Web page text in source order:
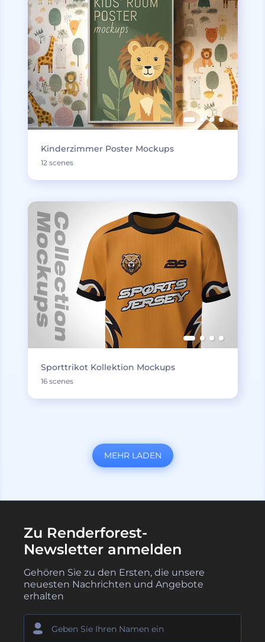
Kinderzimmer Poster Mockups
12 scenes
Sporttrikot Kollektion Mockups
16 scenes
MEHR LADEN
Zu Renderforest-
Newsletter anmelden
Gehören Sie zu den Ersten, die unsere
neuesten Nachrichten und Angebote
erhalten